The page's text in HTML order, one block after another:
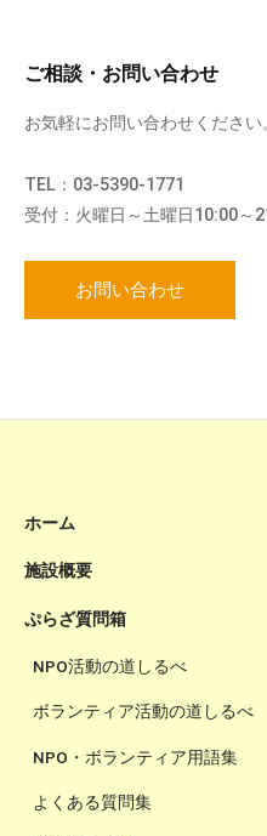
ご相談・お問い合わせ
お気軽にお問い合わせください
TEL：03-5390-1771
受付：火曜日～土曜日10:00～
お問い合わせ
ホーム
施設概要
ぷらざ質問箱
NPO活動の道しるべ
ボランティア活動の道しるべ
NPO・ボランティア用語集
よくある質問集